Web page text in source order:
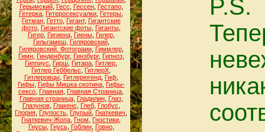
Герымский, Гесс Гессен, Гестапо,
Гетерка Гетеросексуалки Гетеры
Гетман, Гетто, Гигант, Гигантские
фото, Гигантские фоты, Гиганты,
Гигер, Гигиена, Гиены, Гилер,
Гильгамеш
Гиляровский,
Гиляровский. Фотограии, Гиммлер,
Гимн, Гинденбург, Гинзбург, Гипноз,
Гиппиус
Гирш Гитара Гитлер
Гитлер Геббельс
ГитлерХ
Гитлеровцы, Гитлерюгенд, Гиф,
Гифы, Гифы Мишка скотина, Гифы-
сексо Главная Главная Страница
Главная страница, Гладилин, Глаз,
Глазунов, Глакенс Глеб, Глобус
Глория Глупость Глупый Гнаткевич
Гнаткевич-Жопа Гном Гностики
Гнусы, Гнусь, Гоблин, Говно,
P.S.